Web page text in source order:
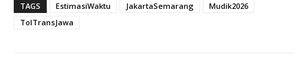
TAGS EstimasiWaktu JakartaSemarang
Mudik2026
TolTransJawa